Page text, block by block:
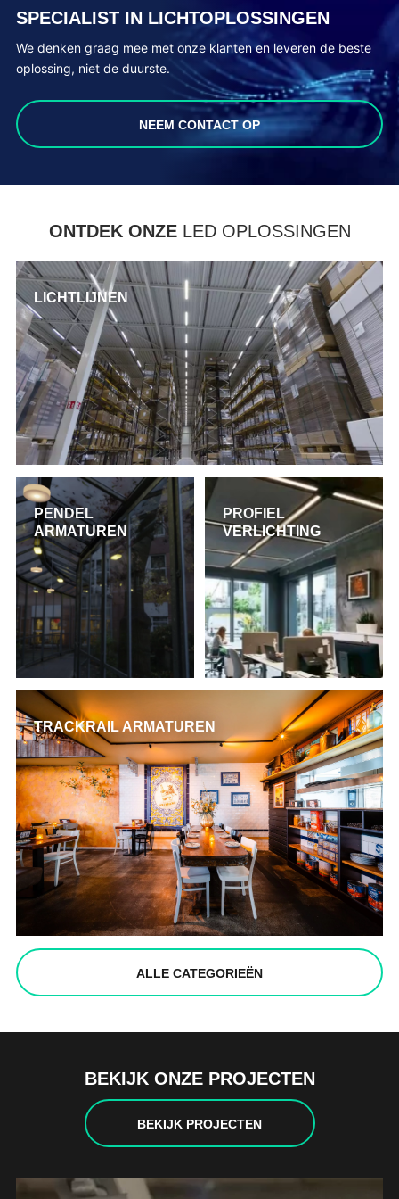
SPECIALIST IN LICHTOPLOSSINGEN
We denken graag mee met onze klanten en leveren de beste
oplossing, niet de duurste.
NEEM CONTACT OP
ONTDEK ONZE LED OPLOSSINGEN
LICHTLIJNEN
PENDEL
ARMATUREN
PROFIEL
VERLICHTING
TRACKRAIL ARMATUREN
ALLE CATEGORIEËN
BEKIJK ONZE PROJECTEN
BEKIJK PROJECTEN